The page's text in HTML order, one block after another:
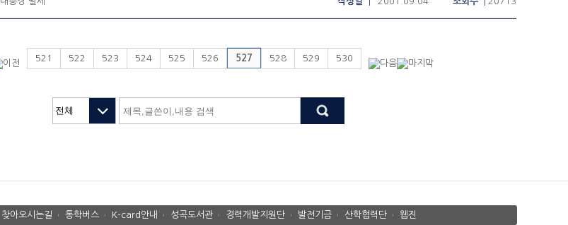
521 522 523 524 525 526 527 528 529 530
찾아오시는길 통학버스 K-card안내 성곡도서관 경력개발지원단 발전기금 산학협력단 웹진